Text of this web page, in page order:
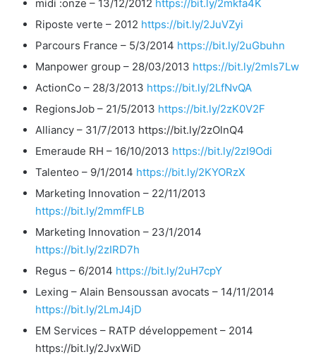
midi :onze – 13/12/2012 https://bit.ly/2mkfa4K
Riposte verte – 2012 https://bit.ly/2JuVZyi
Parcours France – 5/3/2014 https://bit.ly/2uGbuhn
Manpower group – 28/03/2013 https://bit.ly/2mls7Lw
ActionCo – 28/3/2013 https://bit.ly/2LfNvQA
RegionsJob – 21/5/2013 https://bit.ly/2zK0V2F
Alliancy – 31/7/2013 https://bit.ly/2zOlnQ4
Emeraude RH – 16/10/2013 https://bit.ly/2zI9Odi
Talenteo – 9/1/2014 https://bit.ly/2KYORzX
Marketing Innovation – 22/11/2013
https://bit.ly/2mmfFLB
Marketing Innovation – 23/1/2014
https://bit.ly/2zIRD7h
Regus – 6/2014 https://bit.ly/2uH7cpY
Lexing – Alain Bensoussan avocats – 14/11/2014
https://bit.ly/2LmJ4jD
EM Services – RATP développement – 2014
https://bit.ly/2JvxWiD